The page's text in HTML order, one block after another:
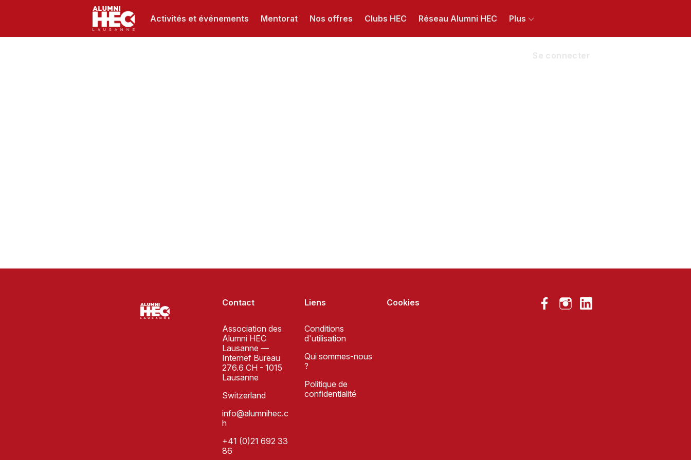
Activités et événements Mentorat Nos offres Clubs HEC Réseau Alumni HEC Plus
Se connecter
Contact
Association des
Alumni HEC
Lausanne —
Internef Bureau
276.6 CH - 1015
Lausanne
Switzerland
info@alumnihec.c
h
+41 (0)21 692 33
86
Liens
Conditions
d'utilisation
Qui sommes-nous
?
Politique de
confidentialité
Cookies